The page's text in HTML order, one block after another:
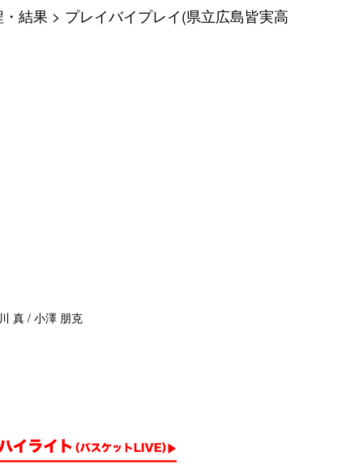
・結果
プレイバイプレイ(県立広島皆実高
真 / 小澤 朋克